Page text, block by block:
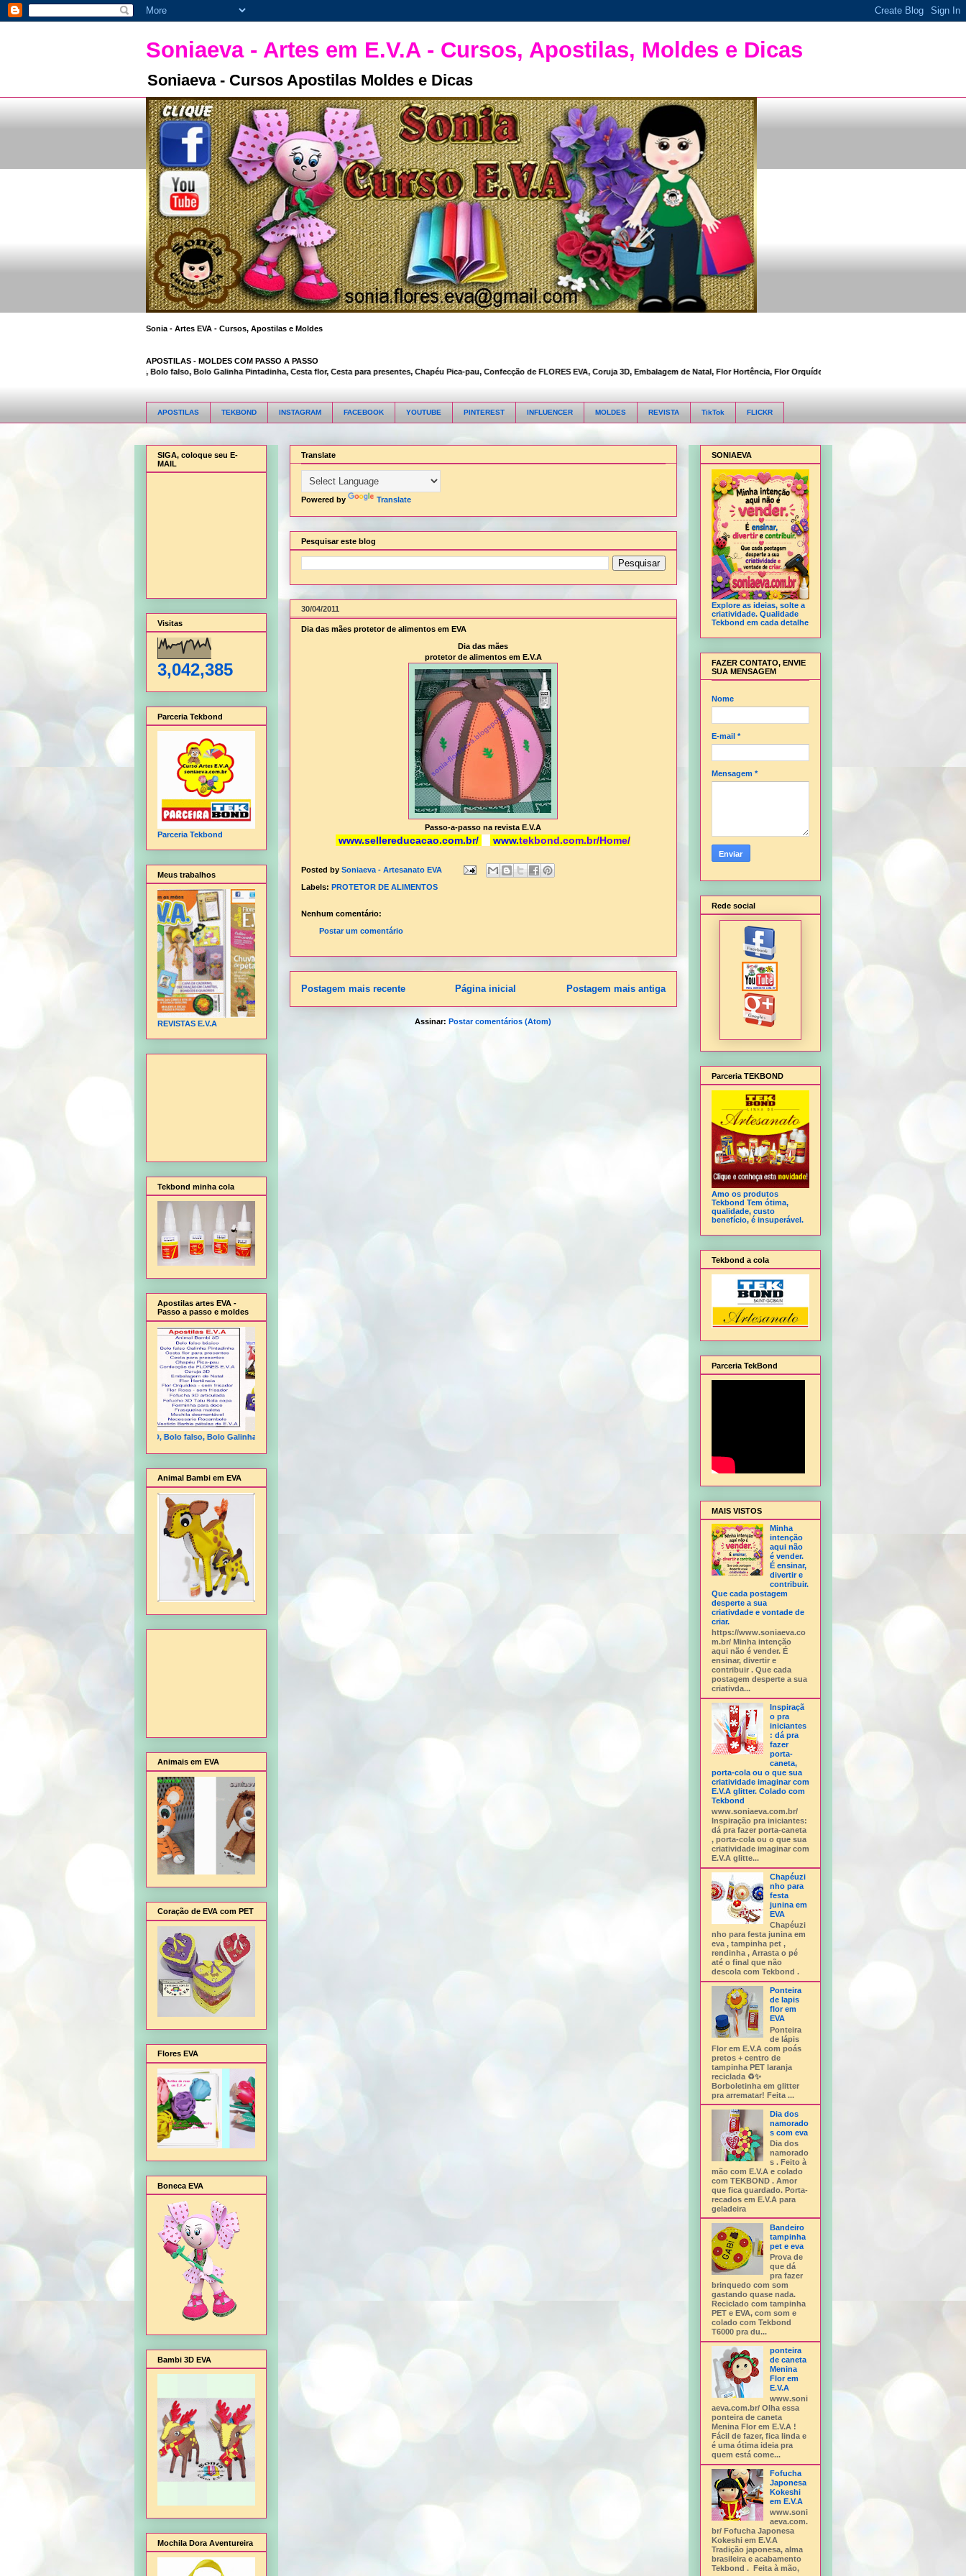
Soniaeva - Artes em E.V.A - Cursos, Apostilas, Moldes e Dicas
Soniaeva - Cursos Apostilas Moldes e Dicas
Sonia - Artes EVA - Cursos, Apostilas e Moldes
APOSTILAS - MOLDES COM PASSO A PASSO
Animal Bambi 3D, Bolo falso, Bolo Galinha Pintadinha, Cesta flor, Cesta para presentes, Chapéu Pica-pau, Confecção de FLORES EVA, Coruja 3D, Embalagem de Natal, Flor Hortência, Flor Orquídea, Flor Rosa, Fofucha 3D articulada,
APOSTILAS TEKBOND INSTAGRAM FACEBOOK YOUTUBE PINTEREST INFLUENCER MOLDES REVISTA TikTok FLICKR
Translate
Powered by Translate
Pesquisar este blog
30/04/2011
Dia das mães protetor de alimentos em EVA
Dia das mães
protetor de alimentos em E.V.A
Passo-a-passo na revista E.V.A
www.sellereducacao.com.br/ www.tekbond.com.br/Home/
Posted by Soniaeva - Artesanato EVA
Labels: PROTETOR DE ALIMENTOS
Nenhum comentário:
Postar um comentário
Postagem mais recente Postagem mais antiga
Página inicial
Assinar: Postar comentários (Atom)
SIGA, coloque seu E-
MAIL
Visitas
3,042,385
Parceria Tekbond
Parceria Tekbond
Meus trabalhos
REVISTAS E.V.A
Tekbond minha cola
Apostilas artes EVA -
Passo a passo e moldes
Animal Bambi 3D, Bolo falso, Bolo Galinha Pintadinha, Cesta flor, Cesta para presentes, Chapéu Pica-pau, Confecção de FLORES E.V.A, Coruja 3D, Embalagem de Natal, Flor Hortência, Flor Orquídea - sem frisador, Flor Rosa - sem
Animal Bambi em EVA
Animais em EVA
Coração de EVA com PET
Flores EVA
Boneca EVA
Bambi 3D EVA
Mochila Dora Aventureira
SONIAEVA
Explore as ideias, solte a
criatividade. Qualidade
Tekbond em cada detalhe
FAZER CONTATO, ENVIE
SUA MENSAGEM
Nome
E-mail *
Mensagem *
Rede social
Parceria TEKBOND
Amo os produtos
Tekbond Tem ótima,
qualidade, custo
benefício, é insuperável.
Tekbond a cola
Parceria TekBond
MAIS VISTOS
Minha
intenção
aqui não
é vender.
É ensinar,
divertir e
contribuir.
Que cada postagem
desperte a sua
criativdade e vontade de
criar.
https://www.soniaeva.co
m.br/ Minha intenção
aqui não é vender. É
ensinar, divertir e
contribuir . Que cada
postagem desperte a sua
criativda...
Inspiraçã
o pra
iniciantes
: dá pra
fazer
porta-
caneta,
porta-cola ou o que sua
criatividade imaginar com
E.V.A glitter. Colado com
Tekbond
www.soniaeva.com.br/
Inspiração pra iniciantes:
dá pra fazer porta-caneta
, porta-cola ou o que sua
criatividade imaginar com
E.V.A glitte...
Chapéuzi
nho para
festa
junina em
EVA
Chapéuzi
nho para festa junina em
eva , tampinha pet ,
rendinha , Arrasta o pé
até o final que não
descola com Tekbond .
Ponteira
de lapis
flor em
EVA
Ponteira
de lápis
Flor em E.V.A com poás
pretos + centro de
tampinha PET laranja
reciclada ♻️✨
Borboletinha em glitter
pra arrematar! Feita ...
Dia dos
namorado
s com eva
Dia dos
namorado
s . Feito à
mão com E.V.A e colado
com TEKBOND . Amor
que fica guardado. Porta-
recados em E.V.A para
geladeira
Bandeiro
tampinha
pet e eva
Prova de
que dá
pra fazer
brinquedo com som
gastando quase nada.
Reciclado com tampinha
PET e EVA, com som e
colado com Tekbond
T6000 pra du...
ponteira
de caneta
Menina
Flor em
E.V.A
www.soni
aeva.com.br/ Olha essa
ponteira de caneta
Menina Flor em E.V.A !
Fácil de fazer, fica linda e
é uma ótima ideia pra
quem está come...
Fofucha
Japonesa
Kokeshi
em E.V.A
www.soni
aeva.com.
br/ Fofucha Japonesa
Kokeshi em E.V.A
Tradição japonesa, alma
brasileira e acabamento
Tekbond . Feita à mão,